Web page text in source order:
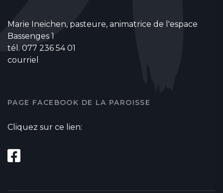
Marie Ineichen, pasteure, animatrice de l'espace
Bassenges 1
tél. 077 236 54 01
courriel
PAGE FACEBOOK DE LA PAROISSE
Cliquez sur ce lien: